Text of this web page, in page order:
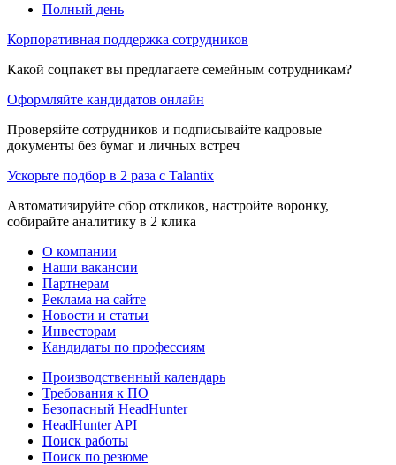
Полный день
Корпоративная поддержка сотрудников
Какой соцпакет вы предлагаете семейным сотрудникам?
Оформляйте кандидатов онлайн
Проверяйте сотрудников и подписывайте кадровые
документы без бумаг и личных встреч
Ускорьте подбор в 2 раза с Talantix
Автоматизируйте сбор откликов, настройте воронку,
собирайте аналитику в 2 клика
О компании
Наши вакансии
Партнерам
Реклама на сайте
Новости и статьи
Инвесторам
Кандидаты по профессиям
Производственный календарь
Требования к ПО
Безопасный HeadHunter
HeadHunter API
Поиск работы
Поиск по резюме